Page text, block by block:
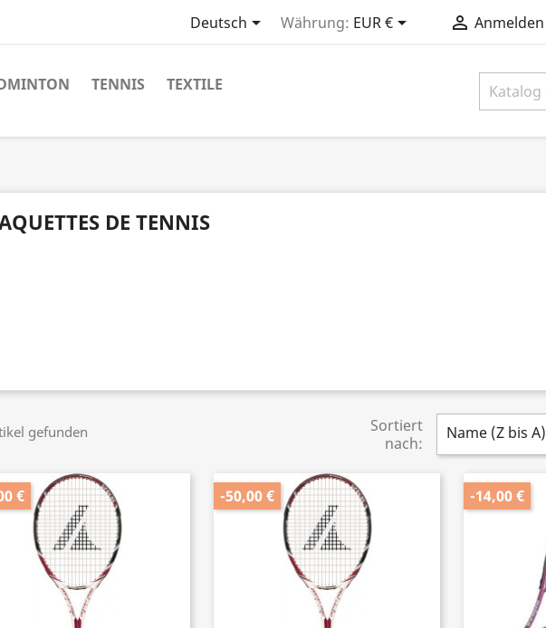
Deutsch Währung: EUR €  Anmelden
TENNIS TEXTILE
DE TENNIS
gefunden
Sortiert
nach:
Name (Z bis A)
€ -50,00 € -14,00 €